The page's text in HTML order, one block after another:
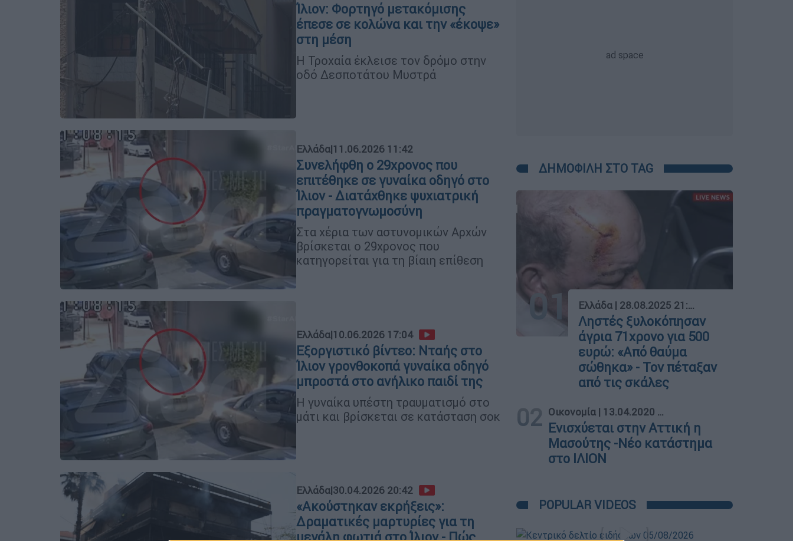
Ίλιον: Φορτηγό μετακόμισης
έπεσε σε κολώνα και την «έκοψε»
στη μέση
Η Τροχαία έκλεισε τον δρόμο στην
οδό Δεσποτάτου Μυστρά
Ελλάδα|11.06.2026 11:42
Συνελήφθη ο 29χρονος που
επιτέθηκε σε γυναίκα οδηγό στο
Ίλιον - Διατάχθηκε ψυχιατρική
πραγματογνωμοσύνη
Στα χέρια των αστυνομικών Αρχών
βρίσκεται ο 29χρονος που
κατηγορείται για τη βίαιη επίθεση
Ελλάδα|10.06.2026 17:04
Εξοργιστικό βίντεο: Νταής στο
Ίλιον γρονθοκοπά γυναίκα οδηγό
μπροστά στο ανήλικο παιδί της
Η γυναίκα υπέστη τραυματισμό στο
μάτι και βρίσκεται σε κατάσταση σοκ
Ελλάδα|30.04.2026 20:42
«Ακούστηκαν εκρήξεις»:
Δραματικές μαρτυρίες για τη
μεγάλη φωτιά στο Ίλιον - Πώς
ΔΗΜΟΦΙΛΗ ΣΤΟ TAG
01 Ελλάδα | 28.08.2025 21:28
Ληστές ξυλοκόπησαν
άγρια 71χρονο για 500
ευρώ: «Από θαύμα
σώθηκα» - Τον πέταξαν
από τις σκάλες
02 Οικονομία | 13.04.2020 11:20
Ενισχύεται στην Αττική η
Μασούτης -Νέο κατάστημα
στο ΙΛΙΟΝ
POPULAR VIDEOS